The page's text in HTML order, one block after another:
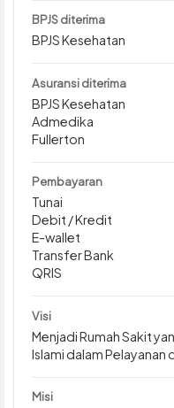
BPJS diterima
BPJS Kesehatan
Asuransi diterima
BPJS Kesehatan
Admedika
Fullerton
Pembayaran
Tunai
Debit / Kredit
E-wallet
Transfer Bank
QRIS
Visi
Menjadi Rumah Sakit
Islami dalam Pelayanan
Misi